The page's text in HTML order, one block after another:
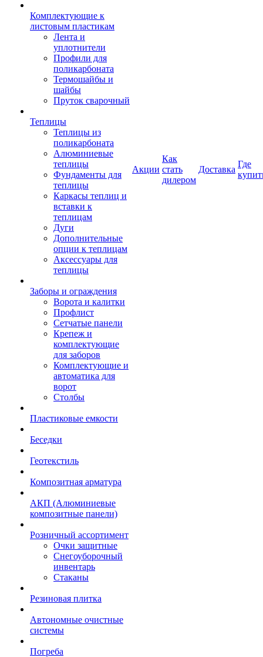
Комплектующие к
листовым пластикам
Лента и
уплотнители
Профили для
поликарбоната
Термошайбы и
шайбы
Пруток сварочный
Теплицы
Теплицы из
поликарбоната
Алюминиевые
теплицы
Фундаменты для
теплицы
Каркасы теплиц и
вставки к
теплицам
Дуги
Дополнительные
опции к теплицам
Аксессуары для
теплицы
Заборы и ограждения
Ворота и калитки
Профлист
Сетчатые панели
Крепеж и
комплектующие
для заборов
Комплектующие и
автоматика для
ворот
Столбы
Пластиковые емкости
Беседки
Геотекстиль
Композитная арматура
АКП (Алюминиевые
композитные панели)
Розничный ассортимент
Очки защитные
Снегоуборочный
инвентарь
Стаканы
Резиновая плитка
Автономные очистные
системы
Погреба
Акции
Как
стать
дилером
Доставка
Где